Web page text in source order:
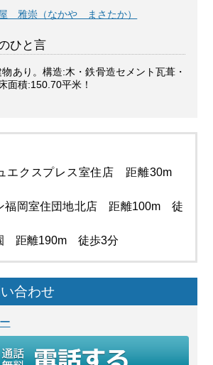
雅崇（なかや まさたか）
ひと言
あり。構造:木・鉄骨造セメント瓦葺・
面積:150.70平米！
エクスプレス室住店 距離30m
福岡室住団地北店 距離100m 徒
距離190m 徒歩3分
合わせ